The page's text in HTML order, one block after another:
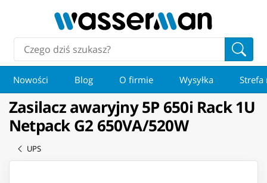
Nowości Blog O firmie Wysyłka Strefa
Zasilacz awaryjny 5P 650i Rack 1U
Netpack G2 650VA/520W
UPS